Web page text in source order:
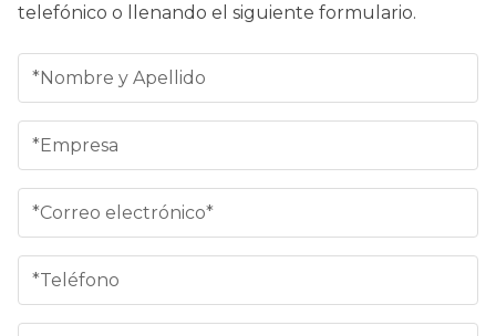
telefónico o llenando el siguiente formulario.